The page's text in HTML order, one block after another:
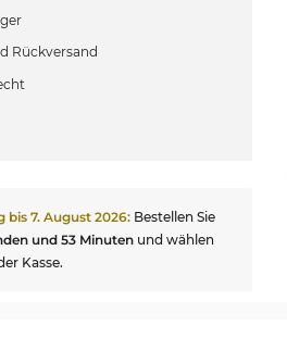
Rückversand
bis 7. August 2026: Bestellen Sie
und 53 Minuten und wählen
Kasse.